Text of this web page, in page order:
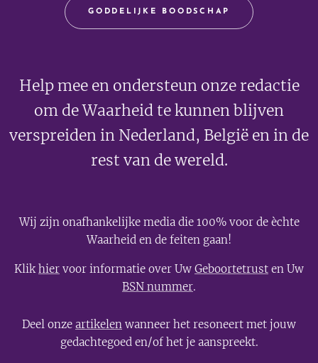
GODDELIJKE BOODSCHAP
Help mee en ondersteun onze redactie
om de Waarheid te kunnen blijven
verspreiden in Nederland, België en in de
rest van de wereld.
Wij zijn onafhankelijke media die 100% voor de èchte
Waarheid en de feiten gaan!
Klikhier voor informatie over Uw Geboortetrust en Uw
BSN nummer.
Deel onze artikelen wanneer het resoneert met jouw
gedachtegoed en/of het je aanspreekt.